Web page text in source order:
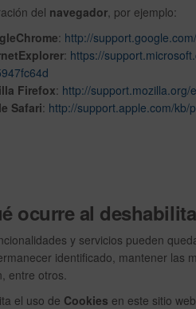
del navegador, por ejemplo:
: http://
: https://
Firefox: http://support.mozilla.org/
Safari: http://support.apple.com/kb/
ocurre al
y servicios pueden
identificado, mantener las
entre otros.
el uso de Cookies en este sitio